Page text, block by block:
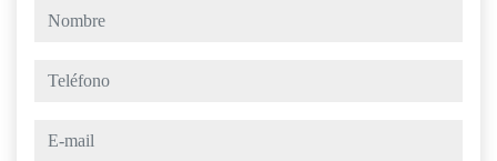
nombre
teléfono
e-mail